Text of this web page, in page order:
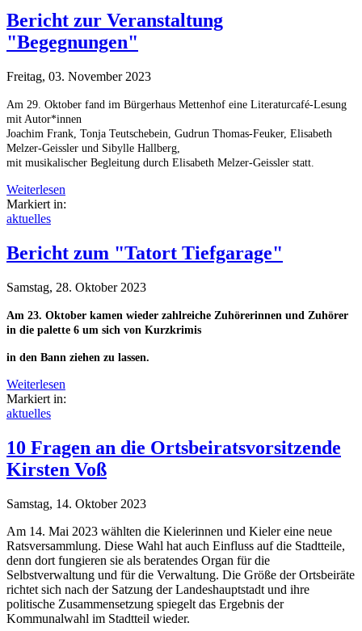
Bericht zur Veranstaltung
"Begegnungen"
Freitag, 03. November 2023
Am 29. Oktober fand im Bürgerhaus Mettenhof eine Literaturcafé-Lesung
mit Autor*innen
Joachim Frank, Tonja Teutschebein, Gudrun Thomas-Feuker, Elisabeth
Melzer-Geissler und Sibylle Hallberg,
mit musikalischer Begleitung durch Elisabeth Melzer-Geissler statt.
Weiterlesen
Markiert in:
aktuelles
Bericht zum "Tatort Tiefgarage"
Samstag, 28. Oktober 2023
Am 23. Oktober kamen wieder zahlreiche Zuhörerinnen und Zuhörer
in die palette 6 um sich von Kurzkrimis
in den Bann ziehen zu lassen.
Weiterlesen
Markiert in:
aktuelles
10 Fragen an die Ortsbeiratsvorsitzende
Kirsten Voß
Samstag, 14. Oktober 2023
Am 14. Mai 2023 wählten die Kielerinnen und Kieler eine neue
Ratsversammlung. Diese Wahl hat auch Einfluss auf die Stadtteile,
denn dort fungieren sie als beratendes Organ für die
Selbstverwaltung und für die Verwaltung. Die Größe der Ortsbeiräte
richtet sich nach der Satzung der Landeshauptstadt und ihre
politische Zusammensetzung spiegelt das Ergebnis der
Kommunalwahl im Stadtteil wieder.